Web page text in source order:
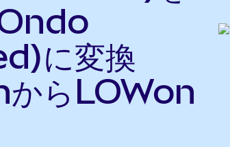
に変換
からLOWon